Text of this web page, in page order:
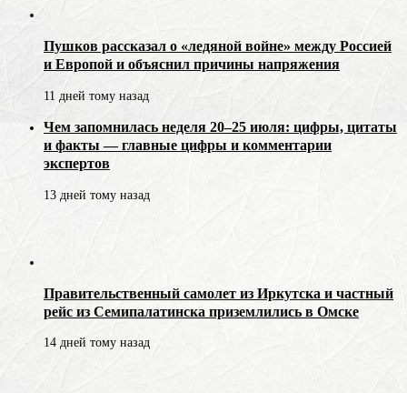
Пушков рассказал о «ледяной войне» между Россией
и Европой и объяснил причины напряжения
11 дней тому назад
Чем запомнилась неделя 20–25 июля: цифры, цитаты
и факты — главные цифры и комментарии
экспертов
13 дней тому назад
Правительственный самолет из Иркутска и частный
рейс из Семипалатинска приземлились в Омске
14 дней тому назад